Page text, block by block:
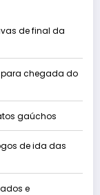
de final da
para chegada do
gaúchos
de ida das
e